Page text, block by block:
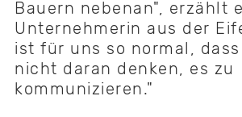
Bauern nebenan", erzählt
Unternehmerin aus der
ist für uns so normal,
nicht daran denken, es zu
kommunizieren."